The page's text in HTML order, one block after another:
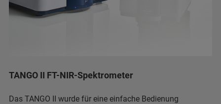
TANGO II FT-NIR-Spektrometer
Das TANGO II wurde für eine einfache Bedienung